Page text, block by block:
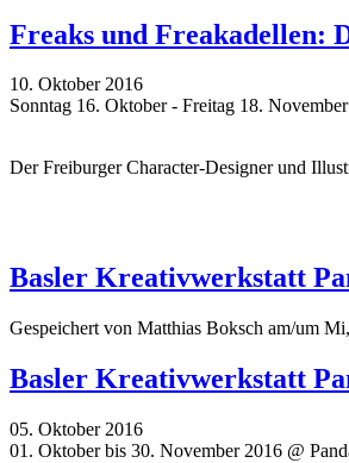
Freaks und Freakadellen:
10. Oktober 2016
Sonntag 16. Oktober - Freitag 18.
Der Freiburger Character-Designer und
Basler Kreativwerkstatt
Gespeichert von Matthias Boksch am/um
Basler Kreativwerkstatt
05. Oktober 2016
01. Oktober bis 30. November 2016 @